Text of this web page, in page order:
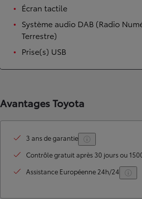
Écran tactile
Système audio DAB (Radio
Terrestre)
Prise(s) USB
Avantages Toyota
3 ans de garantie
Contrôle gratuit après 30 jours ou
Assistance Européenne 24h/24